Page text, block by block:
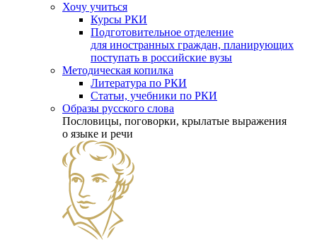
Хочу учиться
Курсы РКИ
Подготовительное отделение
для иностранных граждан, планирующих
поступать в российские вузы
Методическая копилка
Литература по РКИ
Статьи, учебники по РКИ
Образы русского слова
Пословицы, поговорки, крылатые выражения
о языке и речи